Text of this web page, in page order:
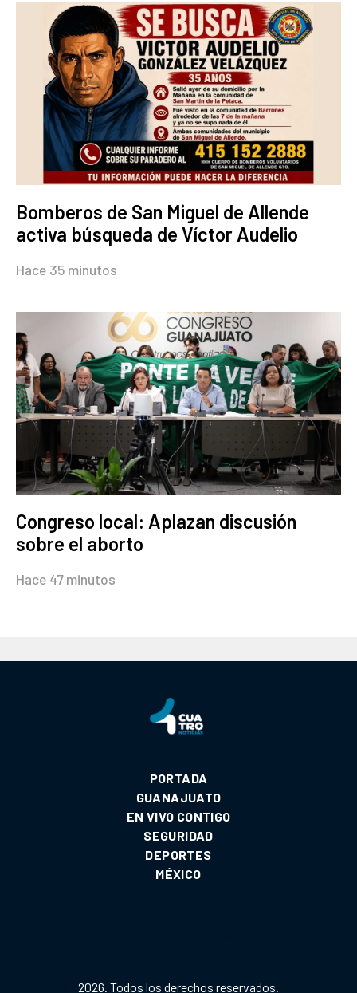
Bomberos de San Miguel de Allende
activa búsqueda de Víctor Audelio
Hace 35 minutos
Congreso local: Aplazan discusión
sobre el aborto
Hace 47 minutos
PORTADA
GUANAJUATO
EN VIVO CONTIGO
SEGURIDAD
DEPORTES
MÉXICO
2026. Todos los derechos reservados.